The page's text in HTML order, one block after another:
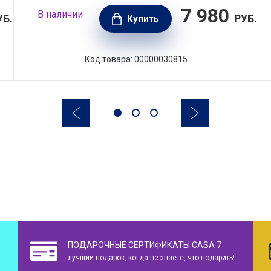
В наличии Купить 7 980 РУБ.
Код товара: 00000030815
ПОДАРОЧНЫЕ СЕРТИФИКАТЫ CASA 7
лучший подарок, когда не знаете, что подарить!